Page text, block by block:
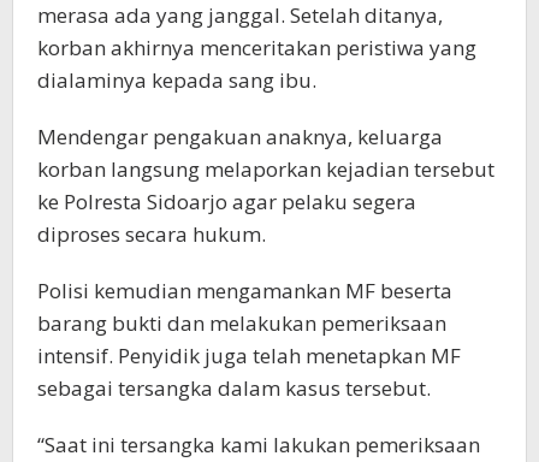
merasa ada yang janggal. Setelah ditanya,
korban akhirnya menceritakan peristiwa yang
dialaminya kepada sang ibu.
Mendengar pengakuan anaknya, keluarga
korban langsung melaporkan kejadian tersebut
ke Polresta Sidoarjo agar pelaku segera
diproses secara hukum.
Polisi kemudian mengamankan MF beserta
barang bukti dan melakukan pemeriksaan
intensif. Penyidik juga telah menetapkan MF
sebagai tersangka dalam kasus tersebut.
“Saat ini tersangka kami lakukan pemeriksaan